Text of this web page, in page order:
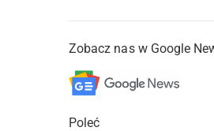
Zobacz nas w Google
Poleć